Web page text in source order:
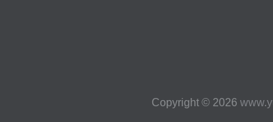
Copyright © 2026